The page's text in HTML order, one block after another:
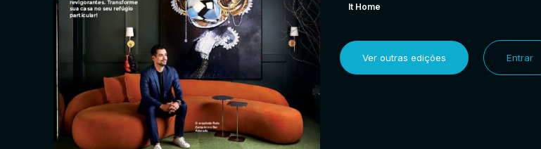
It Home
Ver outras edições Entrar